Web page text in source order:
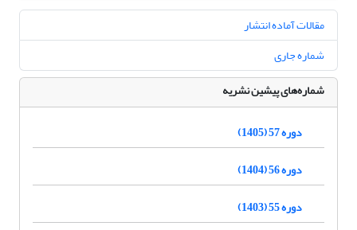
مقالات آماده انتشار
شماره جاری
شماره‌های پیشین نشریه
دوره 57 (1405)
دوره 56 (1404)
دوره 55 (1403)